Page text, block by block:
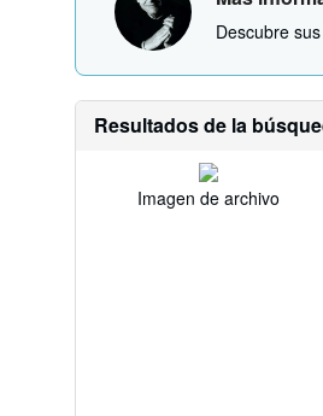
Descubre
Resultados de la
Imagen de archivo